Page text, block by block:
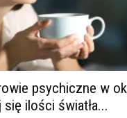
psychiczne w
ilości światła...